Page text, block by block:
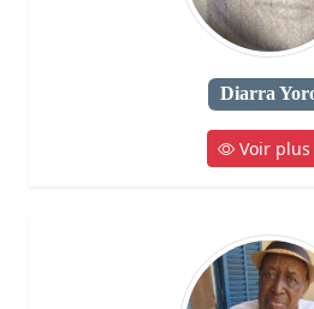
Diarra
Voir plus